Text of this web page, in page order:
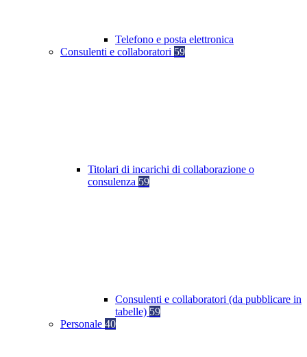
Telefono e posta elettronica
Consulenti e collaboratori 59
Titolari di incarichi di collaborazione o
consulenza 59
Consulenti e collaboratori (da pubblicare in
tabelle) 59
Personale 40